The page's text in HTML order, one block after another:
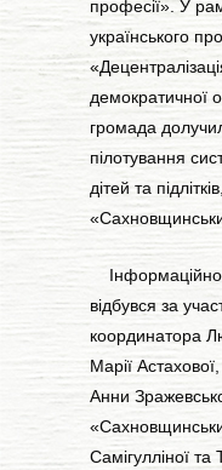
професії». У
українського
демократичної
громада
пілотування
дітей та
Інформаційно-
відбувся за
координатора
Марії
Анни
Самігулліної